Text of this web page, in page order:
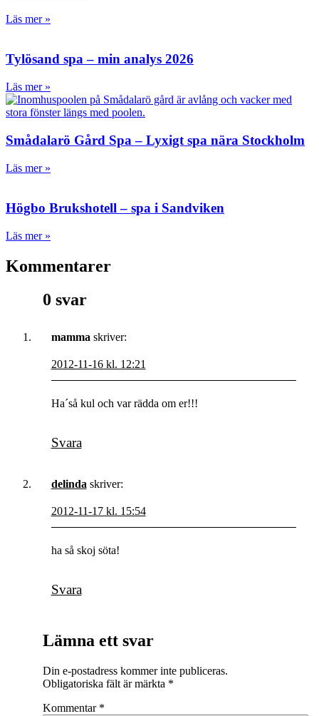
Läs mer »
Tylösand spa – min analys 2026
Läs mer »
Smådalarö Gård Spa – Lyxigt spa nära Stockholm
Läs mer »
Högbo Brukshotell – spa i Sandviken
Läs mer »
Kommentarer
0 svar
mamma skriver:
2012-11-16 kl. 12:21
Ha´så kul och var rädda om er!!!
Svara
delinda skriver:
2012-11-17 kl. 15:54
ha så skoj söta!
Svara
Lämna ett svar
Din e-postadress kommer inte publiceras.
Obligatoriska fält är märkta *
Kommentar *